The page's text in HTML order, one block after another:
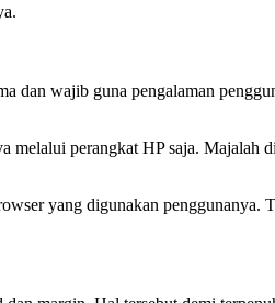
dan wajib guna pengalaman
melalui perangkat HP saja.
yang digunakan penggunanya.